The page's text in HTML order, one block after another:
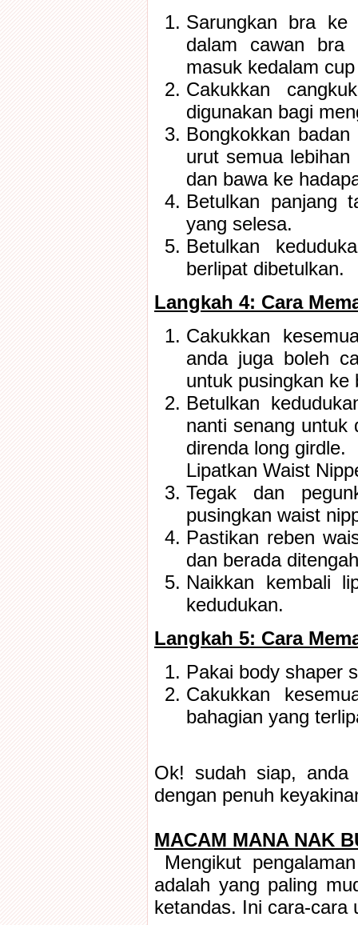
Sarungkan bra
dalam cawan bra
masuk kedalam
Cakukkan
digunakan bagi
Bongkokkan
urut semua
dan bawa ke
Betulkan panjang
yang selesa.
Betulkan
berlipat dibetulkan.
Langkah 4: Cara
Cakukkan
anda juga boleh
untuk pusingkan ke
Betulkan
nanti senang untuk
direnda long girdle.
Lipatkan Waist
Tegak dan
pusingkan waist
Pastikan reben
dan berada
Naikkan kembali
kedudukan.
Langkah 5: Cara
Pakai body shaper
Cakukkan
bahagian yang
Ok! sudah siap, anda
dengan penuh
MACAM MANA NAK
Mengikut
adalah yang paling
ketandas. Ini cara-cara